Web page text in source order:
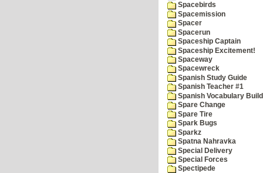
Spacebirds
Spacemission
Spacer
Spacerun
Spaceship Captain
Spaceship Excitement!
Spaceway
Spacewreck
Spanish Study Guide
Spanish Teacher #1
Spanish Vocabulary
Spare Change
Spare Tire
Spark Bugs
Sparkz
Spatna Nahravka
Special Delivery
Special Forces
Spectipede